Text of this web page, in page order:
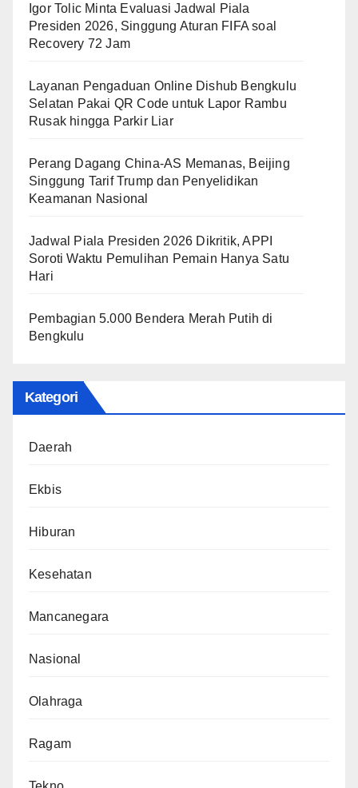
Igor Tolic Minta Evaluasi Jadwal Piala
Presiden 2026, Singgung Aturan FIFA soal
Recovery 72 Jam
Layanan Pengaduan Online Dishub Bengkulu
Selatan Pakai QR Code untuk Lapor Rambu
Rusak hingga Parkir Liar
Perang Dagang China-AS Memanas, Beijing
Singgung Tarif Trump dan Penyelidikan
Keamanan Nasional
Jadwal Piala Presiden 2026 Dikritik, APPI
Soroti Waktu Pemulihan Pemain Hanya Satu
Hari
Pembagian 5.000 Bendera Merah Putih di
Bengkulu
Kategori
Daerah
Ekbis
Hiburan
Kesehatan
Mancanegara
Nasional
Olahraga
Ragam